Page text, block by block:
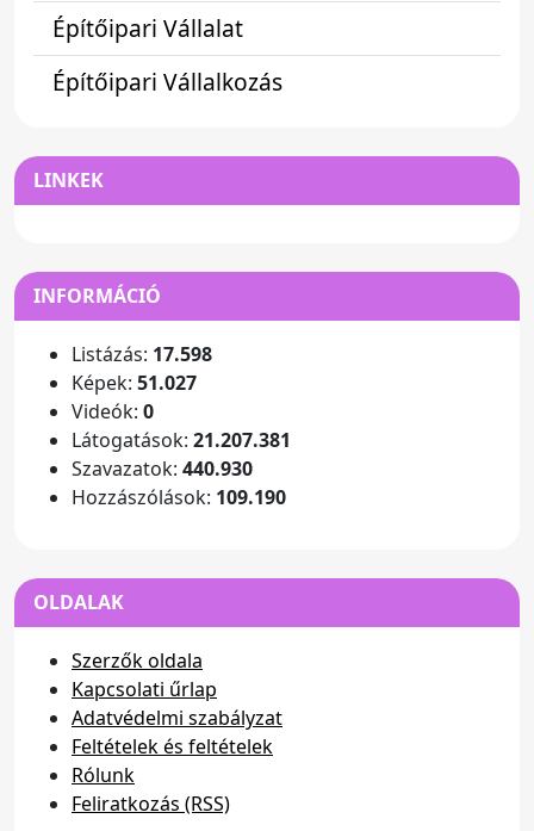
Építőipari Vállalat
Építőipari Vállalkozás
LINKEK
INFORMÁCIÓ
Listázás: 17.598
Képek: 51.027
Videók: 0
Látogatások: 21.207.381
Szavazatok: 440.930
Hozzászólások: 109.190
OLDALAK
Szerzők oldala
Kapcsolati űrlap
Adatvédelmi szabályzat
Feltételek és feltételek
Rólunk
Feliratkozás (RSS)